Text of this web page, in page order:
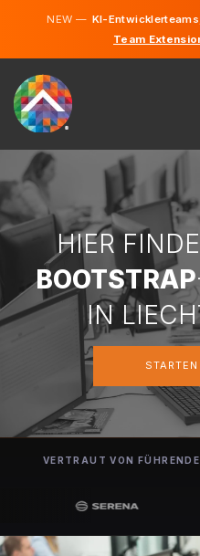
NEW —KI-
Team
ÜBER UNS
EXPERTISE
WIE FUNKTIONIERT ES?
KARRIERE
FINDEN
LIECHTENSTEIN
HIER
BOOTSTRAP
IN
VERTRAUT VON